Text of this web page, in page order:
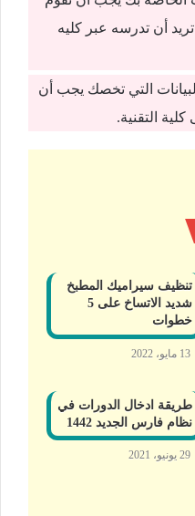
تريد أن تدرسه عبر كليه
التي تخصك يجب أن
التقنية.
تنظيف سيراميك المطبخ
شديد الاتساخ على 5
خطوات
13 مايو، 2022
طريقة ادخال الدورات في
نظام فارس الجديد 1442
29 يونيو، 2021